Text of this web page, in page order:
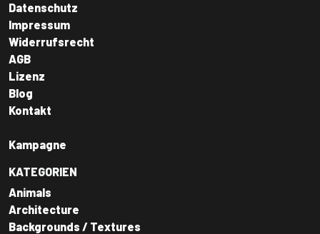
Datenschutz
Impressum
Widerrufsrecht
AGB
Lizenz
Blog
Kontakt
Kampagne
KATEGORIEN
Animals
Architecture
Backgrounds / Textures